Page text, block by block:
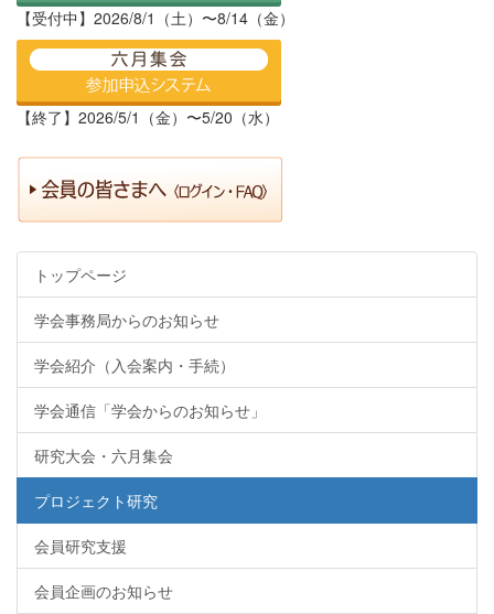
【受付中】2026/8/1（土）〜8/14（金）
【終了】2026/5/1（金）〜5/20（水）
トップページ
学会事務局からのお知らせ
学会紹介（入会案内・手続）
学会通信「学会からのお知らせ」
研究大会・六月集会
プロジェクト研究
会員研究支援
会員企画のお知らせ